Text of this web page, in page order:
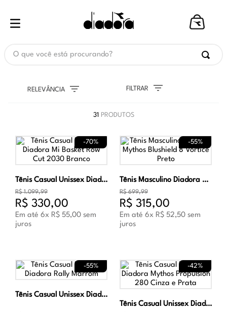
RELEVÂNCIA FILTRAR
31 PRODUTOS
-70%
Tênis Casual Unissex Diadora Mi Basket Row Cut 2030 Branco
R$ 1.099,99
R$ 330,00
Em até 6x R$ 55,00 sem
juros
-55%
Tênis Masculino Diadora Mythos Blushield 8 Vortice Preto
R$ 699,99
R$ 315,00
Em até 6x R$ 52,50 sem
juros
-55%
Tênis Casual Unissex Diadora Rally Marrom
-42%
Tênis Casual Unissex Diadora Mythos Propulsion 280 Cinza e Prata